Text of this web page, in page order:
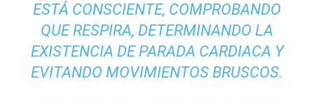
ESTÁ CONSCIENTE, COMPROBANDO
QUE RESPIRA, DETERMINANDO LA
EXISTENCIA DE PARADA CARDIACA Y
EVITANDO MOVIMIENTOS BRUSCOS.